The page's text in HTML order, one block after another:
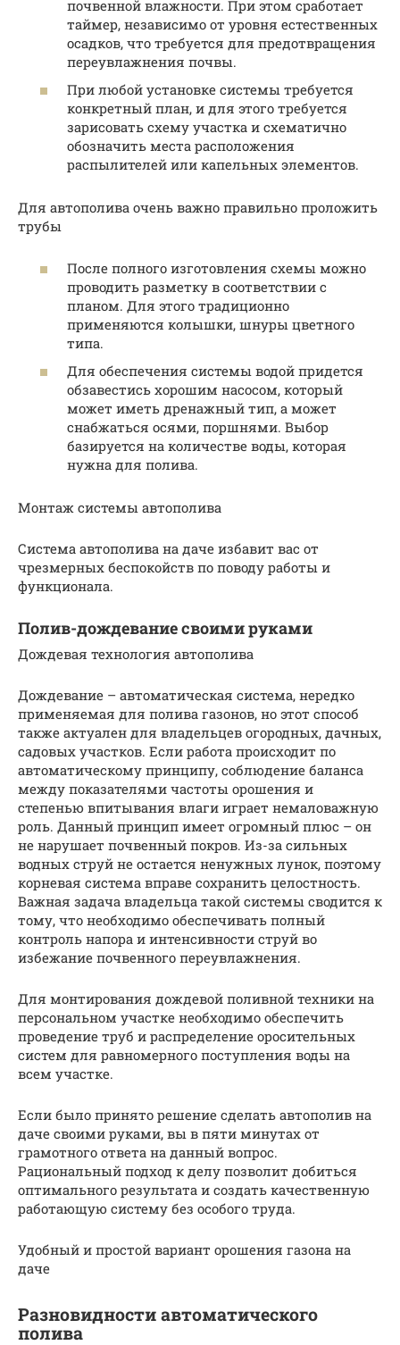
почвенной влажности. При этом сработает
таймер, независимо от уровня естественных
осадков, что требуется для предотвращения
переувлажнения почвы.
При любой установке системы требуется
конкретный план, и для этого требуется
зарисовать схему участка и схематично
обозначить места расположения
распылителей или капельных элементов.
Для автополива очень важно правильно проложить
трубы
После полного изготовления схемы можно
проводить разметку в соответствии с
планом. Для этого традиционно
применяются колышки, шнуры цветного
типа.
Для обеспечения системы водой придется
обзавестись хорошим насосом, который
может иметь дренажный тип, а может
снабжаться осями, поршнями. Выбор
базируется на количестве воды, которая
нужна для полива.
Монтаж системы автополива
Система автополива на даче избавит вас от
чрезмерных беспокойств по поводу работы и
функционала.
Полив-дождевание своими руками
Дождевая технология автополива
Дождевание – автоматическая система, нередко
применяемая для полива газонов, но этот способ
также актуален для владельцев огородных, дачных,
садовых участков. Если работа происходит по
автоматическому принципу, соблюдение баланса
между показателями частоты орошения и
степенью впитывания влаги играет немаловажную
роль. Данный принцип имеет огромный плюс – он
не нарушает почвенный покров. Из-за сильных
водных струй не остается ненужных лунок, поэтому
корневая система вправе сохранить целостность.
Важная задача владельца такой системы сводится к
тому, что необходимо обеспечивать полный
контроль напора и интенсивности струй во
избежание почвенного переувлажнения.
Для монтирования дождевой поливной техники на
персональном участке необходимо обеспечить
проведение труб и распределение оросительных
систем для равномерного поступления воды на
всем участке.
Если было принято решение сделать автополив на
даче своими руками, вы в пяти минутах от
грамотного ответа на данный вопрос.
Рациональный подход к делу позволит добиться
оптимального результата и создать качественную
работающую систему без особого труда.
Удобный и простой вариант орошения газона на
даче
Разновидности автоматического
полива